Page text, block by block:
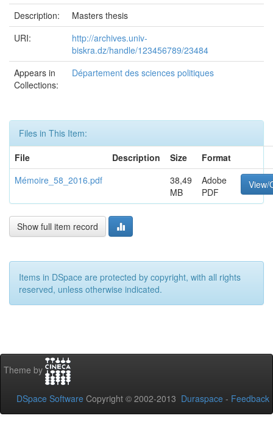
Description:
Masters thesis
URI:
http://archives.univ-
biskra.dz/handle/123456789/23484
Appears in
Collections:
Département des sciences politiques
Files in This Item:
File
Description Size
Format
Mémoire_58_2016.pdf
38,49
MB
Adobe
PDF
View/
Show full item record
Items in DSpace are protected by copyright, with all rights
reserved, unless otherwise indicated.
Theme by
DSpace Software Copyright © 2002-2013 Duraspace - Feedback